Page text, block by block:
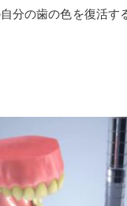
分の歯の色を復活す